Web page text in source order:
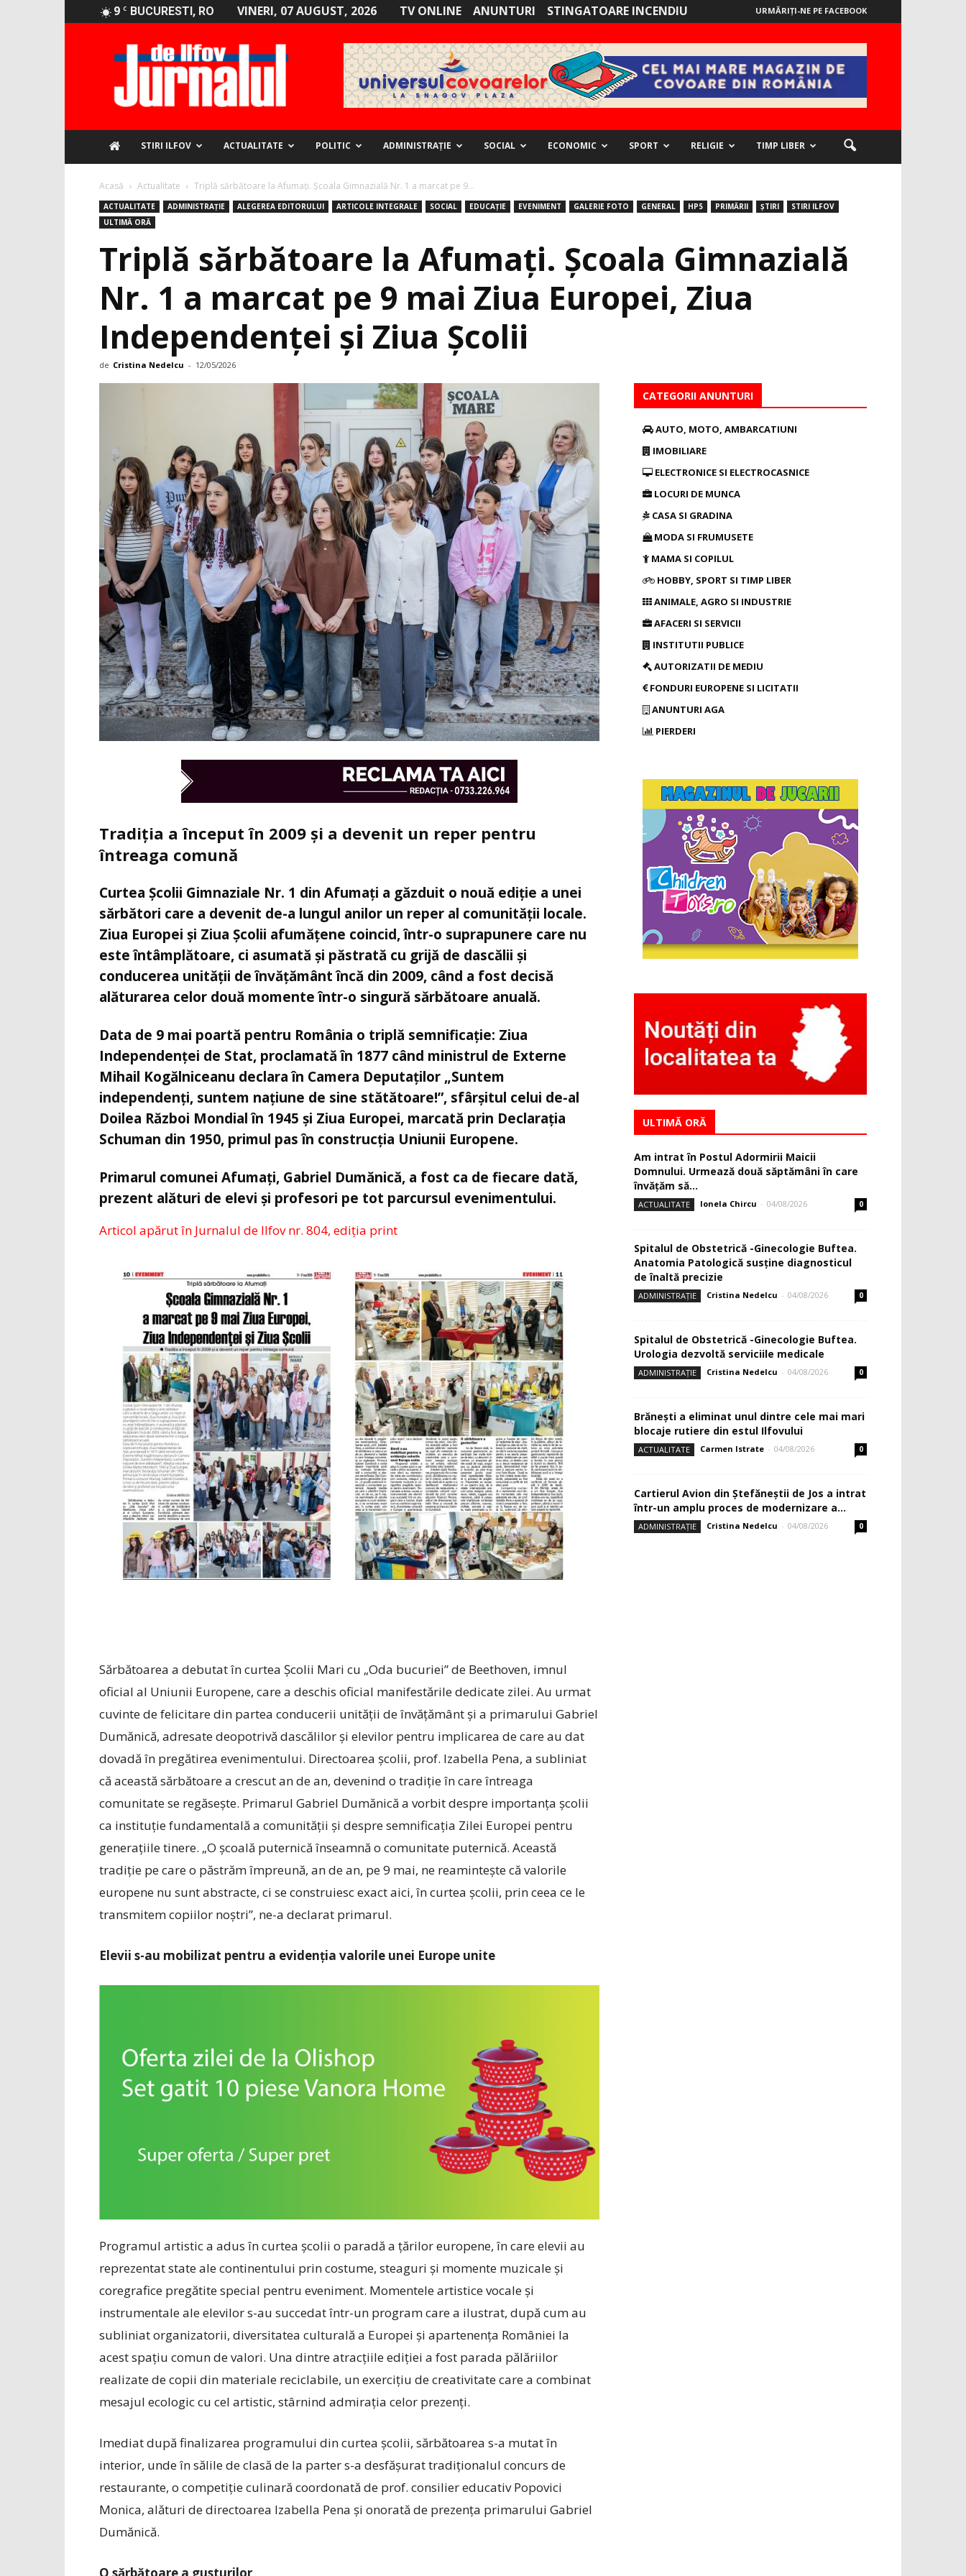
9 C BUCURESTI, RO VINERI, 07 AUGUST, 2026 TV ONLINE ANUNTURI STINGATOARE INCENDIU URMĂRIȚI-NE PE FACEBOOK
STIRI ILFOV ACTUALITATE POLITIC ADMINISTRAȚIE SOCIAL ECONOMIC SPORT RELIGIE TIMP LIBER
Acasă Actualitate Triplă sărbătoare la Afumați. Şcoala Gimnazială Nr. 1 a marcat pe 9...
ACTUALITATE ADMINISTRAȚIE ALEGEREA EDITORULUI ARTICOLE INTEGRALE SOCIAL EDUCAȚIE EVENIMENT GALERIE FOTO GENERAL HP5 PRIMĂRII ȘTIRI
STIRI ILFOV
ULTIMĂ ORĂ
Triplă sărbătoare la Afumați. Şcoala Gimnazială
Nr. 1 a marcat pe 9 mai Ziua Europei, Ziua
Independenţei şi Ziua Şcolii
de Cristina Nedelcu - 12/05/2026
Tradiția a început în 2009 și a devenit un reper pentru
întreaga comună
Curtea Școlii Gimnaziale Nr. 1 din Afumați a găzduit o nouă ediție a unei
sărbători care a devenit de-a lungul anilor un reper al comunității locale.
Ziua Europei și Ziua Școlii afumățene coincid, într-o suprapunere care nu
este întâmplătoare, ci asumată și păstrată cu grijă de dascălii și
conducerea unității de învățământ încă din 2009, când a fost decisă
alăturarea celor două momente într-o singură sărbătoare anuală.
Data de 9 mai poartă pentru România o triplă semnificație: Ziua
Independenței de Stat, proclamată în 1877 când ministrul de Externe
Mihail Kogălniceanu declara în Camera Deputaților „Suntem
independenți, suntem națiune de sine stătătoare!”, sfârșitul celui de-al
Doilea Război Mondial în 1945 și Ziua Europei, marcată prin Declarația
Schuman din 1950, primul pas în construcția Uniunii Europene.
Primarul comunei Afumați, Gabriel Dumănică, a fost ca de fiecare dată,
prezent alături de elevi și profesori pe tot parcursul evenimentului.
Articol apărut în Jurnalul de Ilfov nr. 804, ediția print
Sărbătoarea a debutat în curtea Școlii ­Mari cu „Oda bucuriei” de ­Beethoven, imnul
oficial al Uniunii Europene, ­care a deschis oficial manifestările dedicate zilei. Au urmat
cuvinte de felicitare din partea conducerii unității de învățământ și a primarului Gabriel
­Dumănică, adresate deopotrivă dascălilor și elevilor pentru implicarea de care au dat
dovadă în pregătirea evenimentului. Directoarea școlii, prof. ­Izabella Pena, a subliniat
că această sărbătoare a crescut an de an, devenind o tradiție în care întreaga
comunitate se regăsește. Primarul Gabriel Dumănică a vorbit despre importanța școlii
ca instituție fundamentală a comunității și despre semnificația Zilei Europei pentru
generațiile tinere. „O școală puternică înseamnă o comunitate puternică. Această
tradiție pe care o păstrăm împreună, an de an, pe 9 mai, ne reamintește că valorile
europene nu sunt abstracte, ci se construiesc exact aici, în curtea școlii, prin ceea ce le
transmitem copiilor noștri”, ne-a declarat primarul.
Elevii s-au mobilizat pentru a evidenția valorile unei Europe unite
Programul artistic a adus în curtea școlii o paradă a țărilor europene, în care elevii au
reprezentat state ale continentului prin costume, steaguri și momente muzicale și
coregrafice pregătite special pentru eveniment. Momentele artistice vocale și
instrumentale ale elevilor s-au succedat ­într-un program care a ilustrat, după cum au
subliniat organizatorii, diversitatea cul­turală a Europei și apartenența României la
acest spațiu comun de valori. Una dintre atracțiile ediției a fost parada pălăriilor
realizate de copii din materiale reciclabile, un exercițiu de creativitate care a combinat
mesajul ecologic cu cel artistic, stârnind admirația celor prezenți.
Imediat după finalizarea programului din curtea școlii, sărbătoarea s-a mutat în
interior, unde în sălile de clasă de la parter s-a desfășurat tradiționalul concurs de
restaurante, o competiție culinară coordonată de prof. consilier educativ Popovici
Monica, alături de directoarea Izabella Pena și onorată de prezența primarului Gabriel
Dumănică.
CATEGORII ANUNTURI
AUTO, MOTO, AMBARCATIUNI
IMOBILIARE
ELECTRONICE SI ELECTROCASNICE
LOCURI DE MUNCA
CASA SI GRADINA
MODA SI FRUMUSETE
MAMA SI COPILUL
HOBBY, SPORT SI TIMP LIBER
ANIMALE, AGRO SI INDUSTRIE
AFACERI SI SERVICII
INSTITUTII PUBLICE
AUTORIZATII DE MEDIU
FONDURI EUROPENE SI LICITATII
ANUNTURI AGA
PIERDERI
ULTIMĂ ORĂ
Am intrat în Postul Adormirii Maicii
Domnului. Urmează două săptămâni în care
învăţăm să...
ACTUALITATE Ionela Chircu - 04/08/2026 0
Spitalul de Obstetrică -Ginecologie Buftea.
Anatomia Patologică susţine diagnosticul
de înaltă precizie
ADMINISTRAȚIE Cristina Nedelcu - 04/08/2026 0
Spitalul de Obstetrică -Ginecologie Buftea.
Urologia dezvoltă serviciile medicale
ADMINISTRAȚIE Cristina Nedelcu - 04/08/2026 0
Brănești a eliminat unul dintre cele mai mari
blocaje rutiere din estul Ilfovului
ACTUALITATE Carmen Istrate - 04/08/2026 0
Cartierul Avion din Ştefăneştii de Jos a intrat
într-un amplu proces de modernizare a...
ADMINISTRAȚIE Cristina Nedelcu - 04/08/2026 0